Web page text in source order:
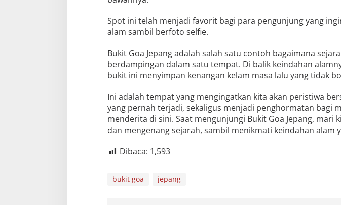
Spot ini telah menjadi favorit bagi para pengunjung yang
alam sambil berfoto selfie.
Bukit Goa Jepang adalah salah satu contoh bagaimana
berdampingan dalam satu tempat. Di balik keindahan
bukit ini menyimpan kenangan kelam masa lalu yang tidak
Ini adalah tempat yang mengingatkan kita akan peristiwa
yang pernah terjadi, sekaligus menjadi penghormatan bagi
menderita di sini. Saat mengunjungi Bukit Goa Jepang, mari
dan mengenang sejarah, sambil menikmati keindahan alam
Dibaca: 1,593
bukit goa jepang